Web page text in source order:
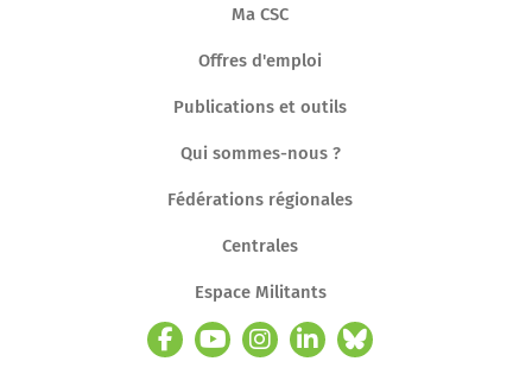
Ma CSC
Offres d'emploi
Publications et outils
Qui sommes-nous ?
Fédérations régionales
Centrales
Espace Militants